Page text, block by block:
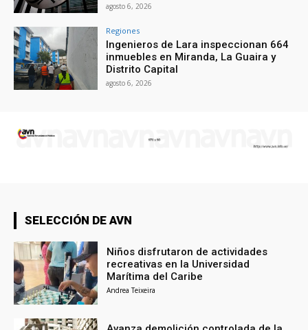
agosto 6, 2026
Regiones
Ingenieros de Lara inspeccionan 664
inmuebles en Miranda, La Guaira y
Distrito Capital
agosto 6, 2026
SELECCIÓN DE AVN
Niños disfrutaron de actividades
recreativas en la Universidad
Marítima del Caribe
Andrea Teixeira